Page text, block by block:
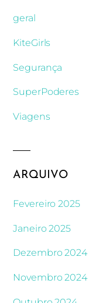
geral
KiteGirls
Segurança
SuperPoderes
Viagens
ARQUIVO
Fevereiro 2025
Janeiro 2025
Dezembro 2024
Novembro 2024